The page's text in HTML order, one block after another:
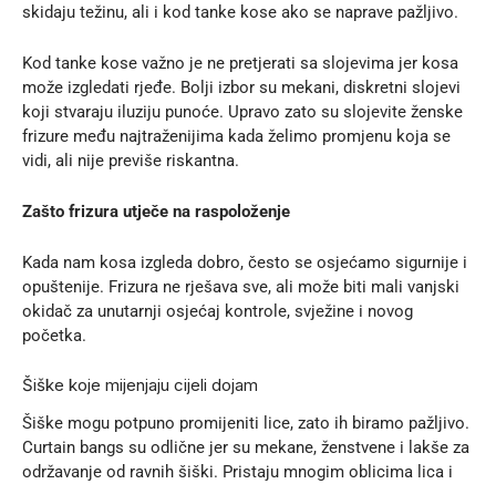
skidaju težinu, ali i kod tanke kose ako se naprave pažljivo.
Kod tanke kose važno je ne pretjerati sa slojevima jer kosa
može izgledati rjeđe. Bolji izbor su mekani, diskretni slojevi
koji stvaraju iluziju punoće. Upravo zato su slojevite ženske
frizure među najtraženijima kada želimo promjenu koja se
vidi, ali nije previše riskantna.
Zašto frizura utječe na raspoloženje
Kada nam kosa izgleda dobro, često se osjećamo sigurnije i
opuštenije. Frizura ne rješava sve, ali može biti mali vanjski
okidač za unutarnji osjećaj kontrole, svježine i novog
početka.
Šiške koje mijenjaju cijeli dojam
Šiške mogu potpuno promijeniti lice, zato ih biramo pažljivo.
Curtain bangs su odlične jer su mekane, ženstvene i lakše za
održavanje od ravnih šiški. Pristaju mnogim oblicima lica i